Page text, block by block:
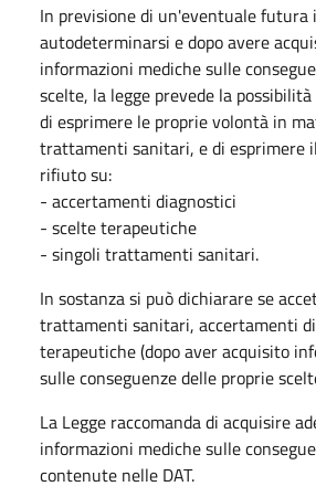
In previsione di un'eventuale futura
autodeterminarsi e dopo avere
informazioni mediche sulle
scelte, la legge prevede la
di esprimere le proprie volontà in
trattamenti sanitari, e di esprimere
rifiuto su:
- accertamenti diagnostici
- scelte terapeutiche
- singoli trattamenti sanitari.
In sostanza si può dichiarare se
trattamenti sanitari, accertamenti
terapeutiche (dopo aver acquisito
sulle conseguenze delle proprie
La Legge raccomanda di acquisire
informazioni mediche sulle
contenute nelle DAT.